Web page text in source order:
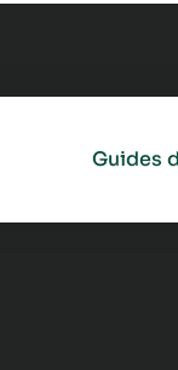
Guides